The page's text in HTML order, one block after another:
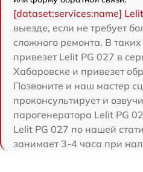
[dataset:services:name]
выезде, если не требует
сложного ремонта. В
привезет Lelit PG 027 в
Хабаровске и привезет
Позвоните и наш мастер
проконсультирует и
парогенератора Lelit PG
Lelit PG 027 по нашей
занимает 3-4 часа при